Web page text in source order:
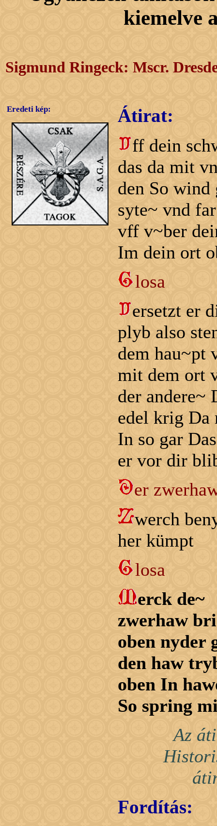
kiemelve
Sigmund Ringeck: Mscr.
Eredeti kép: Átirat:
ff dein
das da mit
den So wind
syte~ vnd
vff v~ber
Im dein ort
losa
ersetzt er
plyb also
dem hau~pt
mit dem ort
der andere~
edel krig
In so gar
er vor dir
er
werch
her kümpt
losa
erck de~
zwerhaw
oben nyder
den haw
oben In
So spring
Az
Fordítás: